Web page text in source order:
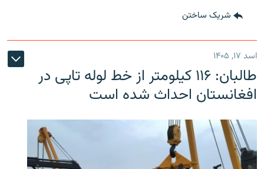
شریک ساختن
اسد ۱۷, ۱۴۰۵
طالبان: ۱۱۶ کیلومتر از خط لوله تاپی در
افغانستان احداث شده است